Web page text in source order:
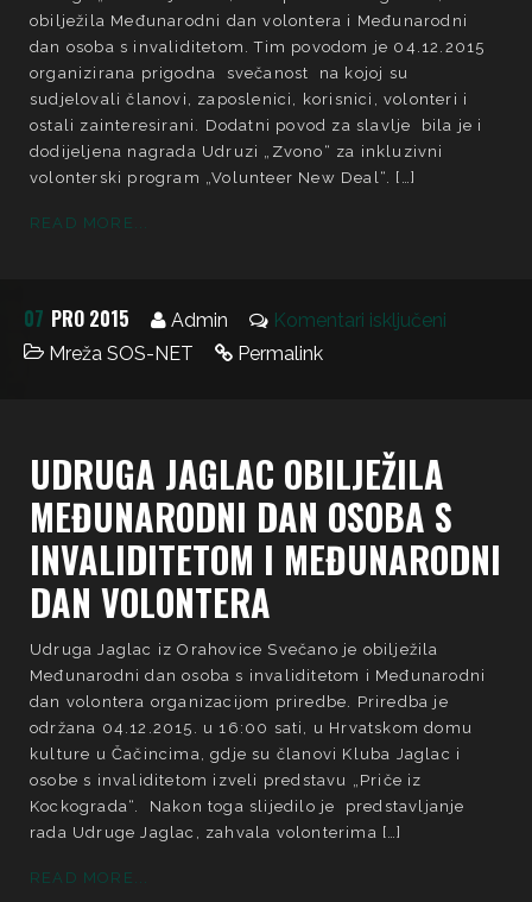
obilježila Međunarodni dan volontera i Međunarodni
dan osoba s invaliditetom. Tim povodom je 04.12.2015
organizirana prigodna svečanost na kojoj su
sudjelovali članovi, zaposlenici, korisnici, volonteri i
ostali zainteresirani. Dodatni povod za slavlje bila je i
dodijeljena nagrada Udruzi „Zvono“ za inkluzivni
volonterski program „Volunteer New Deal“. […]
READ MORE...
07 PRO 2015 Admin
Komentari isključeni
Mreža SOS-NET
Permalink
UDRUGA JAGLAC OBILJEŽILA
MEĐUNARODNI DAN OSOBA S
INVALIDITETOM I MEĐUNARODNI
DAN VOLONTERA
Udruga Jaglac iz Orahovice Svečano je obilježila
Međunarodni dan osoba s invaliditetom i Međunarodni
dan volontera organizacijom priredbe. Priredba je
održana 04.12.2015. u 16:00 sati, u Hrvatskom domu
kulture u Čačincima, gdje su članovi Kluba Jaglac i
osobe s invaliditetom izveli predstavu „Priče iz
Kockograda“. Nakon toga slijedilo je predstavljanje
rada Udruge Jaglac, zahvala volonterima […]
READ MORE...